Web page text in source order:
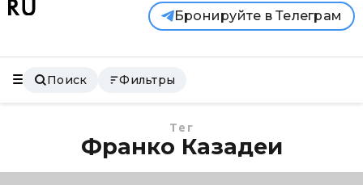
Бронируйте в Телеграм
Поиск Фильтры
Тег
Франко Казадеи